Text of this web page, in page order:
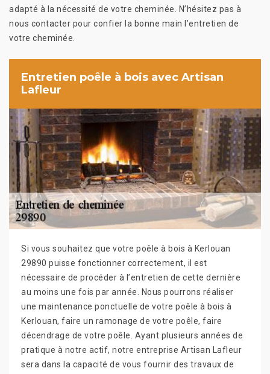
adapté à la nécessité de votre cheminée. N’hésitez pas à
nous contacter pour confier la bonne main l’entretien de
votre cheminée.
Entretien poêle à bois avec Artisan
Lafleur
Si vous souhaitez que votre poêle à bois à Kerlouan
29890 puisse fonctionner correctement, il est
nécessaire de procéder à l’entretien de cette dernière
au moins une fois par année. Nous pourrons réaliser
une maintenance ponctuelle de votre poêle à bois à
Kerlouan, faire un ramonage de votre poêle, faire
décendrage de votre poêle. Ayant plusieurs années de
pratique à notre actif, notre entreprise Artisan Lafleur
sera dans la capacité de vous fournir des travaux de